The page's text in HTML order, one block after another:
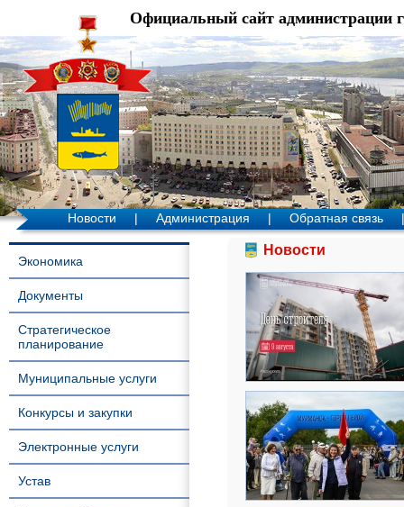
Официальный сайт администрации
Новости | Администрация | Обратная связь |
Экономика
Документы
Стратегическое
планирование
Муниципальные услуги
Конкурсы и закупки
Электронные услуги
Устав
Новости